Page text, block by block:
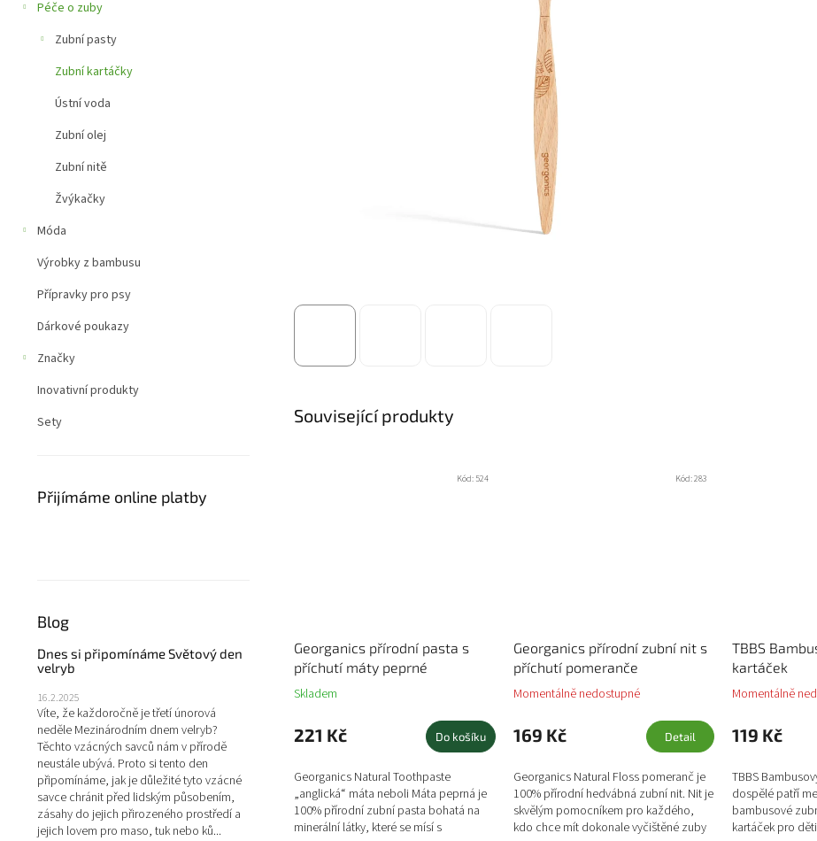
e
Péče o zuby
Zubní pasty
Zubní kartáčky
Ústní voda
Zubní olej
Zubní nitě
Žvýkačky
Móda
Výrobky z bambusu
Přípravky pro psy
Dárkové poukazy
Značky
Inovativní produkty
Sety
Přijímáme online platby
Blog
Dnes si připomínáme Světový den
velryb
16.2.2025
Víte, že každoročně je třetí únorová
neděle Mezinárodním dnem velryb?
Těchto vzácných savců nám v přírodě
neustále ubývá. Proto si tento den
připomínáme, jak je důležité tyto vzácné
savce chránit před lidským působením,
zásahy do jejich přirozeného prostředí a
jejich lovem pro maso, tuk nebo ků...
Související produkty
Georganics přírodní pasta s
příchutí máty peprné
Skladem
221 Kč Do košíku
Georganics Natural Toothpaste
„anglická“ máta neboli Máta peprná je
100% přírodní zubní pasta bohatá na
minerální látky, které se mísí s
Kód: 524
Georganics přírodní zubní nit s
příchutí pomeranče
Momentálně nedostupné
169 Kč Detail
Georganics Natural Floss pomeranč je
100% přírodní hedvábná zubní nit. Nit je
skvělým pomocníkem pro každého,
kdo chce mít dokonale vyčištěné zuby
Kód:283
TBBS
kartáček
Momentálně
119 Kč
TBBS
dospělé patří
bambusové
kartáček pro